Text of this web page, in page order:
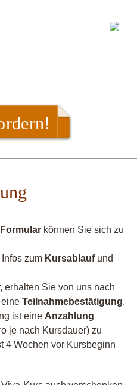
Formular können Sie sich zu
zum Kursablaufund
erhalten Sie von uns nach
Teilnahmebestätigung.
ist eine Anzahlung
je nach Kursdauer) zu
4 Wochen vor Kursbeginn